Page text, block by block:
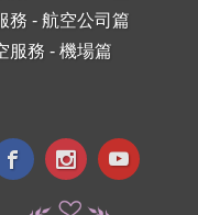
務 - 航空公司篇
服務 - 機場篇